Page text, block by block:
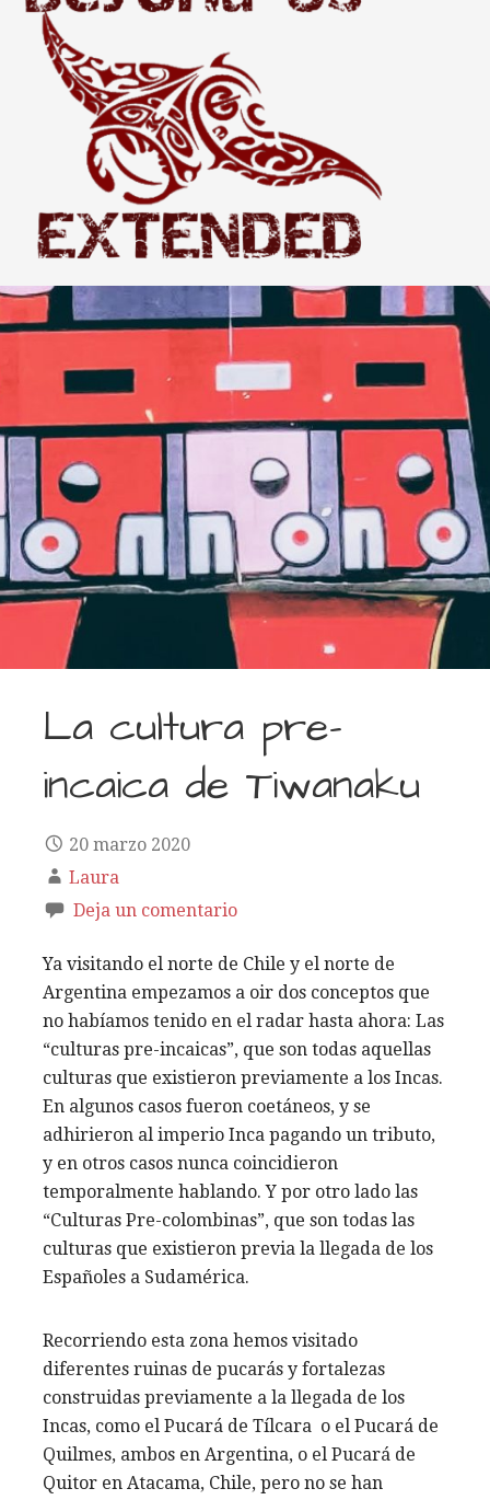
THE WORLD BEYOND US
Extended
La cultura pre-
incaica de Tiwanaku
20 marzo 2020
Laura
Deja un comentario
Ya visitando el norte de Chile y el norte de
Argentina empezamos a oir dos conceptos que
no habíamos tenido en el radar hasta ahora: Las
“culturas pre-incaicas”, que son todas aquellas
culturas que existieron previamente a los Incas.
En algunos casos fueron coetáneos, y se
adhirieron al imperio Inca pagando un tributo,
y en otros casos nunca coincidieron
temporalmente hablando. Y por otro lado las
“Culturas Pre-colombinas”, que son todas las
culturas que existieron previa la llegada de los
Españoles a Sudamérica.
Recorriendo esta zona hemos visitado
diferentes ruinas de pucarás y fortalezas
construidas previamente a la llegada de los
Incas, como el Pucará de Tílcara o el Pucará de
Quilmes, ambos en Argentina, o el Pucará de
Quitor en Atacama, Chile, pero no se han